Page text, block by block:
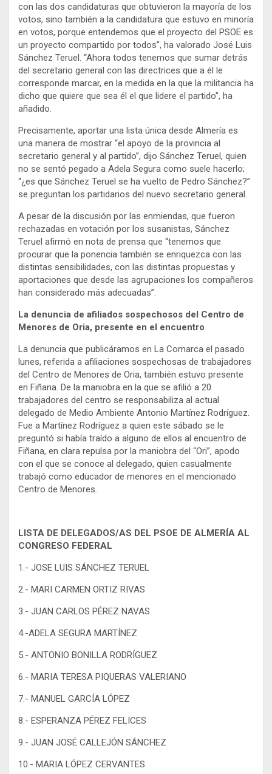
con las dos candidaturas que obtuvieron la mayoría de los
votos, sino también a la candidatura que estuvo en minoría
en votos, porque entendemos que el proyecto del PSOE es
un proyecto compartido por todos”, ha valorado José Luis
Sánchez Teruel. “Ahora todos tenemos que sumar detrás
del secretario general con las directrices que a él le
corresponde marcar, en la medida en la que la militancia ha
dicho que quiere que sea él el que lidere el partido”, ha
añadido.
Precisamente, aportar una lista única desde Almería es
una manera de mostrar “el apoyo de la provincia al
secretario general y al partido”, dijo Sánchez Teruel, quien
no se sentó pegado a Adela Segura como suele hacerlo;
“¿es que Sánchez Teruel se ha vuelto de Pedro Sánchez?”
se preguntan los partidarios del nuevo secretario general.
A pesar de la discusión por las enmiendas, que fueron
rechazadas en votación por los susanistas, Sánchez
Teruel afirmó en nota de prensa que “tenemos que
procurar que la ponencia también se enriquezca con las
distintas sensibilidades, con las distintas propuestas y
aportaciones que desde las agrupaciones los compañeros
han considerado más adecuadas”.
La denuncia de afiliados sospechosos del Centro de
Menores de Oria, presente en el encuentro
La denuncia que publicáramos en La Comarca el pasado
lunes, referida a afiliaciones sospechosas de trabajadores
del Centro de Menores de Oria, también estuvo presente
en Fiñana. De la maniobra en la que se afilió a 20
trabajadores del centro se responsabiliza al actual
delegado de Medio Ambiente Antonio Martínez Rodríguez.
Fue a Martínez Rodríguez a quien este sábado se le
preguntó si había traído a alguno de ellos al encuentro de
Fiñana, en clara repulsa por la maniobra del “Ori”, apodo
con el que se conoce al delegado, quien casualmente
trabajó como educador de menores en el mencionado
Centro de Menores.
LISTA DE DELEGADOS/AS DEL PSOE DE ALMERÍA AL
CONGRESO FEDERAL
1.- JOSE LUIS SÁNCHEZ TERUEL
2.- MARI CARMEN ORTIZ RIVAS
3.- JUAN CARLOS PÉREZ NAVAS
4.-ADELA SEGURA MARTÍNEZ
5.- ANTONIO BONILLA RODRÍGUEZ
6.- MARIA TERESA PIQUERAS VALERIANO
7.- MANUEL GARCÍA LÓPEZ
8.- ESPERANZA PÉREZ FELICES
9.- JUAN JOSÉ CALLEJÓN SÁNCHEZ
10.- MARIA LÓPEZ CERVANTES